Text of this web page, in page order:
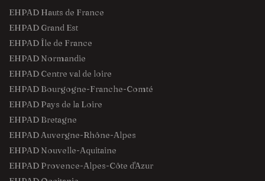
EHPAD Hauts de France
EHPAD Grand Est
EHPAD Île de France
EHPAD Normandie
EHPAD Centre val de loire
EHPAD Bourgogne-Franche-Comté
EHPAD Pays de la Loire
EHPAD Bretagne
EHPAD Auvergne-Rhône-Alpes
EHPAD Nouvelle-Aquitaine
EHPAD Provence-Alpes-Côte d'Azur